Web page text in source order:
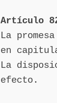
Artículo
La
en
La
efecto.